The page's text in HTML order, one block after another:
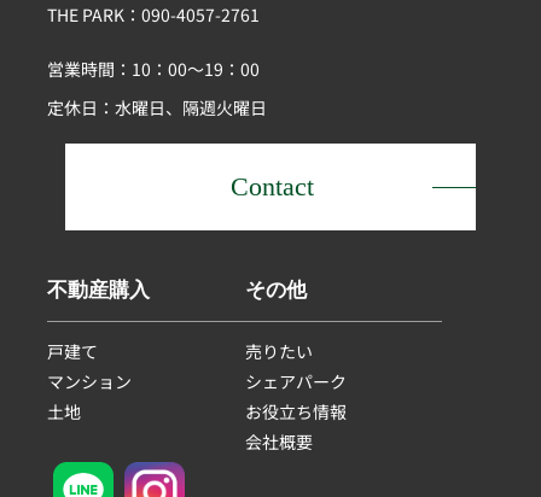
THE PARK：090-4057-2761
営業時間：10：00～19：00
定休日：水曜日、隔週火曜日
Contact
不動産購入
戸建て
マンション
土地
その他
売りたい
シェアパーク
お役立ち情報
会社概要